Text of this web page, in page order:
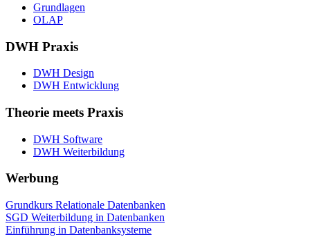
Grundlagen
OLAP
DWH Praxis
DWH Design
DWH Entwicklung
Theorie meets Praxis
DWH Software
DWH Weiterbildung
Werbung
Grundkurs Relationale Datenbanken
SGD Weiterbildung in Datenbanken
Einführung in Datenbanksysteme